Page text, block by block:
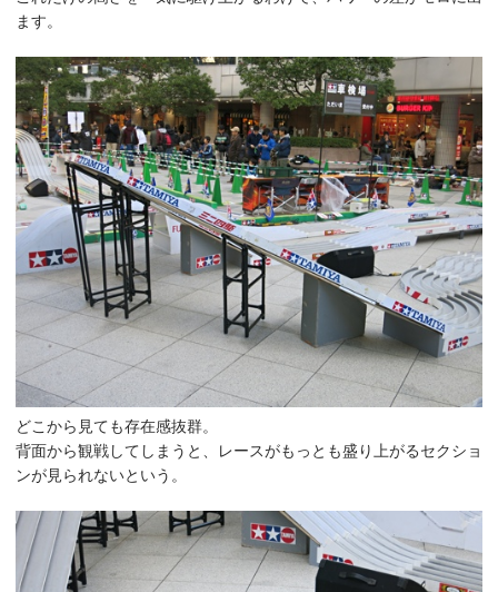
ます。
どこから見ても存在感抜群。
背面から観戦してしまうと、レースがもっとも盛り上がるセクショ
ンが見られないという。